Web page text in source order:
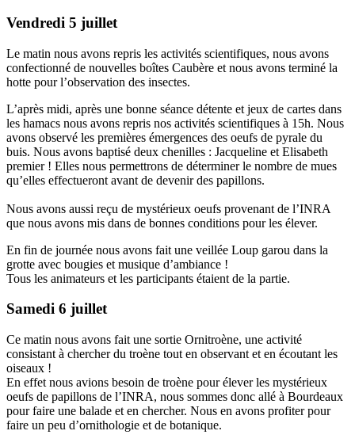
Vendredi 5 juillet
Le matin nous avons repris les activités scientifiques, nous avons
confectionné de nouvelles boîtes Caubère et nous avons terminé la
hotte pour l’observation des insectes.
L’après midi, après une bonne séance détente et jeux de cartes dans
les hamacs nous avons repris nos activités scientifiques à 15h. Nous
avons observé les premières émergences des oeufs de pyrale du
buis. Nous avons baptisé deux chenilles : Jacqueline et Elisabeth
premier ! Elles nous permettrons de déterminer le nombre de mues
qu’elles effectueront avant de devenir des papillons.
Nous avons aussi reçu de mystérieux oeufs provenant de l’INRA
que nous avons mis dans de bonnes conditions pour les élever.
En fin de journée nous avons fait une veillée Loup garou dans la
grotte avec bougies et musique d’ambiance !
Tous les animateurs et les participants étaient de la partie.
Samedi 6 juillet
Ce matin nous avons fait une sortie Ornitroène, une activité
consistant à chercher du troène tout en observant et en écoutant les
oiseaux !
En effet nous avions besoin de troène pour élever les mystérieux
oeufs de papillons de l’INRA, nous sommes donc allé à Bourdeaux
pour faire une balade et en chercher. Nous en avons profiter pour
faire un peu d’ornithologie et de botanique.